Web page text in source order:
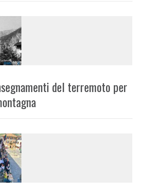
del terremoto per